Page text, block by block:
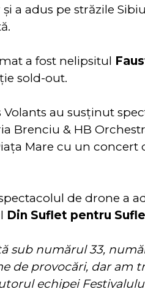
a adus pe străzile
a fost nelipsitul
sold-out.
Volants au susținut
Brenciu & HB
Mare cu un concert
de drone a
Din Suflet pentru
sub numărul 33,
de provocări, dar am
echipei